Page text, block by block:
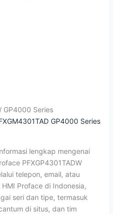
GP4000 Series
GP4000 Series
lengkap mengenai
PFXGP4301TADW
telepon, email, atau
Proface di Indonesia,
seri dan tipe, termasuk
di situs, dan tim